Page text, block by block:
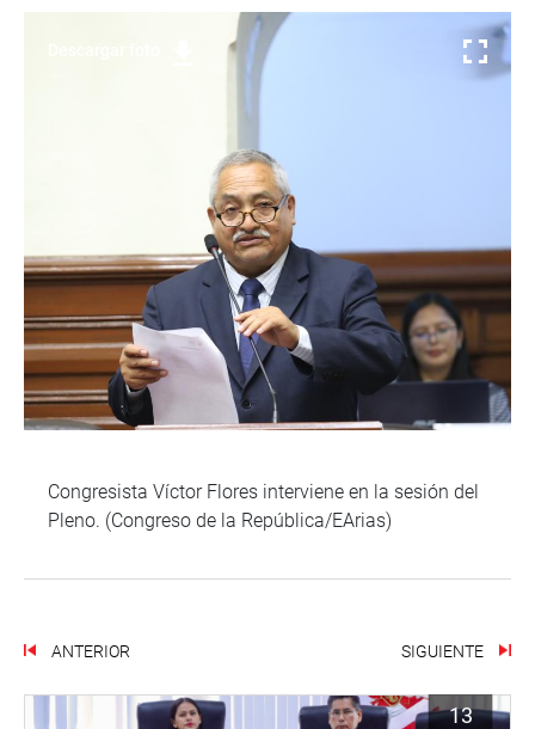
Congresista Víctor Flores interviene en la sesión del
Pleno. (Congreso de la República/EArias)
ANTERIOR SIGUIENTE
13